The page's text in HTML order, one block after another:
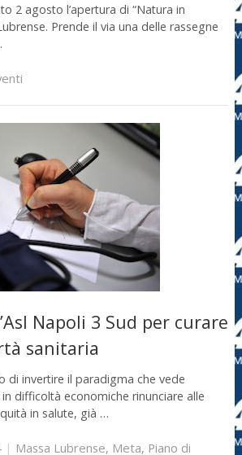
2 agosto l’apertura di “Natura in
Prende il via una delle rassegne
Napoli 3 Sud per curare
sanitaria
di invertire il paradigma che vede
difficoltà economiche rinunciare alle
in salute, già …
| Massa Lubrense, Meta, Piano di